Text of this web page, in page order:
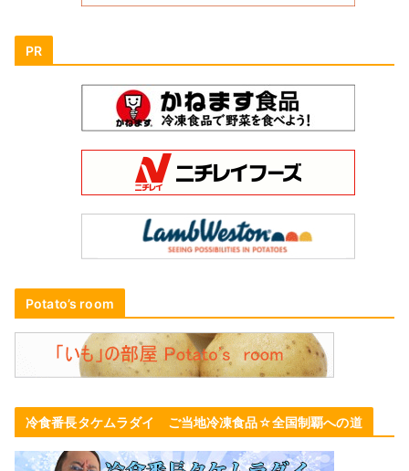
PR
Potato’s room
冷食番長タケムラダイ ご当地冷凍食品☆全国制覇への道